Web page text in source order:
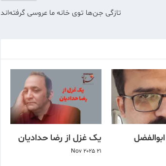
تازگی جن‌ها توی خانه ما عروسی گرفته‌اند
یک غزل از رضا حدادیان
21 Nov 2025